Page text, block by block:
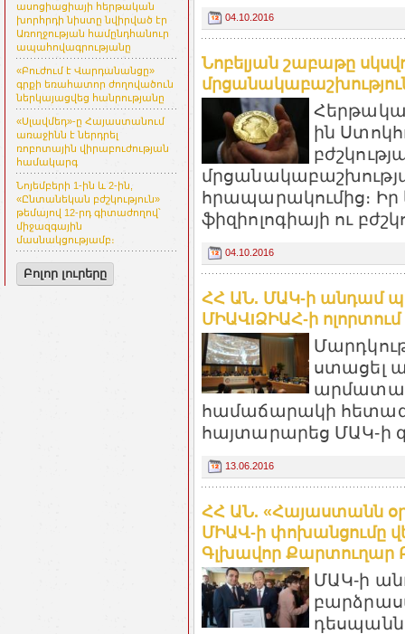
ասոցիացիայի հերթական
խորհրդի նիստը նվիրված էր
Առողջության համընդհանուր
ապահովագրությանը
«Բուժում է Վարդանանցը»
գրքի եռահատոր ժողովածուն
ներկայացվեց հանրությանը
«Սլավմեդ»-ը Հայաստանում
առաջինն է ներդրել
ռոբոտային վիրաբուժության
համակարգ
Նոյեմբերի 1-ին և 2-ին,
«Ընտանեկան բժշկություն»
թեմայով 12-րդ գիտաժողով՝
միջազգային
մասնակցությամբ։
Բոլոր լուրերը
04.10.2016
Նոբելյան շաբաթը
ին
հրապարակումից։ Իր
ֆիզիոլոգիայի ու
04.10.2016
ՀՀ ԱՆ. ՄԱԿ-ի անդամ
ՄԻԱՎIՁԻԱՀ-ի
ստացել
համաճարակի
հայտարարեց ՄԱԿ-ի
13.06.2016
ՀՀ ԱՆ. «Հայաստանն
ՄԻԱՎ-ի փոխանցումը
Գլխավոր Քարտուղար
ՄԱԿ-ի